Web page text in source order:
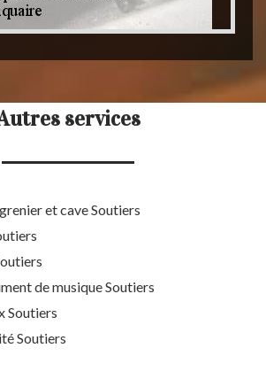
services
et cave Soutiers
de musique Soutiers
Soutiers
Soutiers